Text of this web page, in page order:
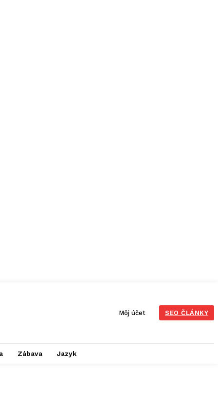
Môj účet SEO ČLÁNKY
Zábava Jazyk